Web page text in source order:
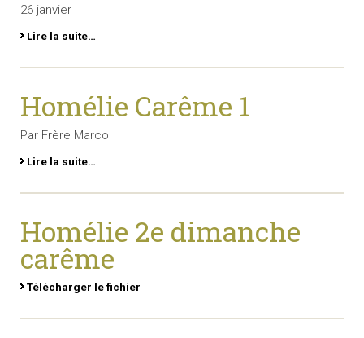
26 janvier
Lire la suite…
Homélie Carême 1
Par Frère Marco
Lire la suite…
Homélie 2e dimanche
carême
Télécharger le fichier